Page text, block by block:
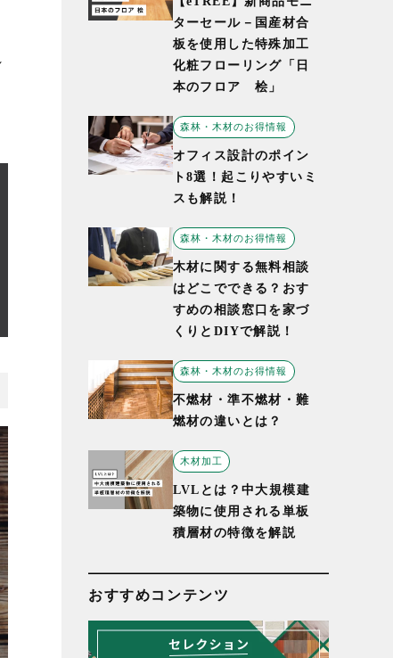
ターセール－国産材合
板を使用した特殊加工
化粧フローリング「日
本のフロア 桧」
森林・木材のお得情報
オフィス設計のポイン
ト8選！起こりやすいミ
スも解説！
森林・木材のお得情報
木材に関する無料相談
はどこでできる？おす
すめの相談窓口を家づ
くりとDIYで解説！
森林・木材のお得情報
不燃材・準不燃材・難
燃材の違いとは？
木材加工
LVLとは？中大規模建
築物に使用される単板
積層材の特徴を解説
おすすめコンテンツ